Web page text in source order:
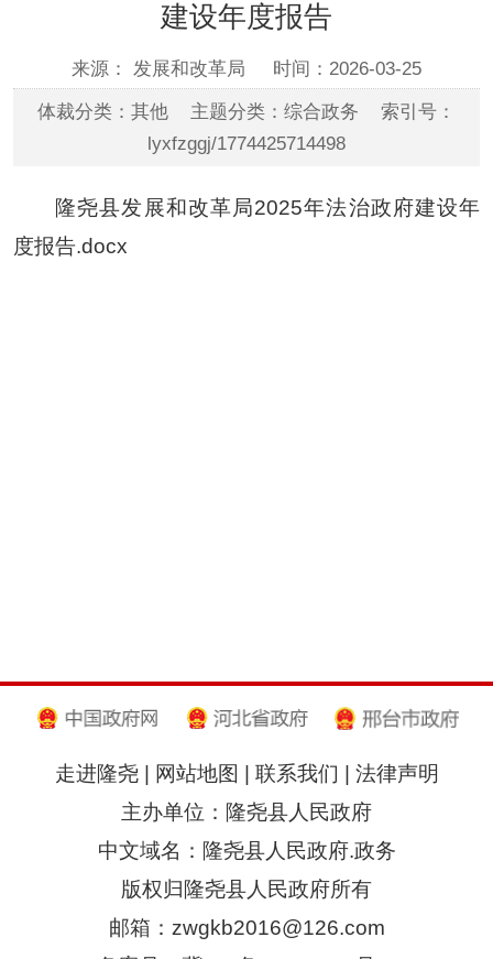
建设年度报告
来源： 发展和改革局 时间：2026-03-25
体裁分类：其他 主题分类：综合政务 索引号：
lyxfzggj/1774425714498
隆尧县发展和改革局2025年法治政府建设年
度报告.docx
走进隆尧| 网站地图 联系我们
法律声明
主办单位：隆尧县人民政府
中文域名：隆尧县人民政府.政务
版权归隆尧县人民政府所有
邮箱：zwgkb2016@126.com